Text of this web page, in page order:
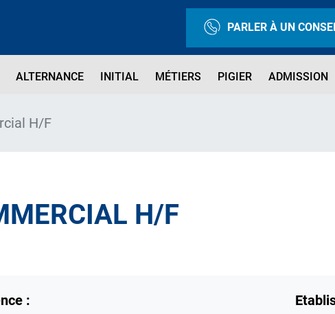
PARLER À UN
ALTERNANCE INITIAL MÉTIERS PIGIER ADMISSION
H/F
H/F
: